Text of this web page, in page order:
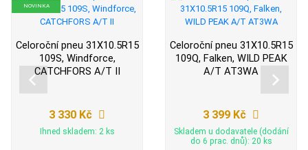
NOVINKA
Celoroční pneu 31X10.5R15
109S, Windforce,
CATCHFORS A/T II
3 330 Kč
Ihned skladem: 2 ks
Celoroční pneu 31X10.5R15
109Q, Falken, WILD PEAK
A/T AT3WA
3 399 Kč
Skladem u dodavatele (dodání
do 6 prac. dnů): 20 ks